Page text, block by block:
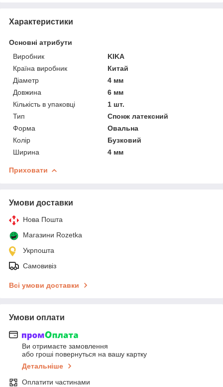
Характеристики
Основні атрибути
Виробник
KIKA
Країна виробник
Китай
Діаметр
4 мм
Довжина
6 мм
Кількість в упаковці
1 шт.
Тип
Спонж латексний
Форма
Овальна
Колір
Бузковий
Ширина
4 мм
Приховати
Умови доставки
Нова Пошта
Магазини Rozetka
Укрпошта
Самовивіз
Всі умови доставки
Умови оплати
Ви отримаєте замовлення
або гроші повернуться на вашу картку
Детальніше
Оплатити частинами